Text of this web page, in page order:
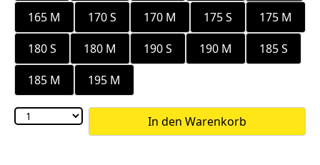
165 M 170 S 170 M 175 S
175 M
180 S
180 M 190 S 190 M
185 S
185 M
195 M
In den Warenkorb